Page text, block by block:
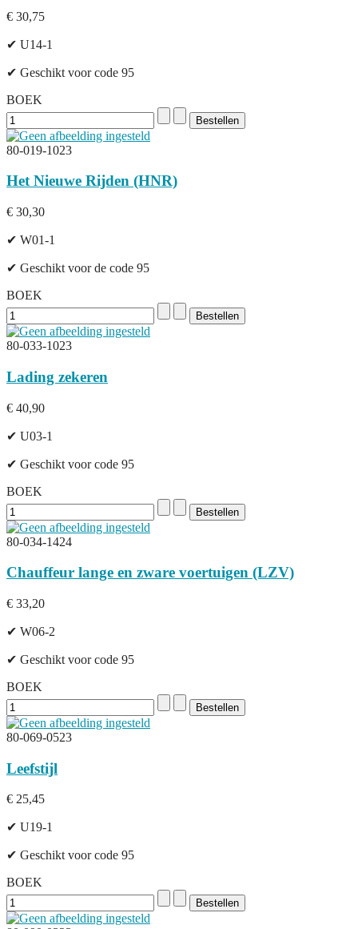
€ 30,75
✔ U14-1
✔ Geschikt voor code 95
BOEK
80-019-1023
Het Nieuwe Rijden (HNR)
€ 30,30
✔ W01-1
✔ Geschikt voor de code 95
BOEK
80-033-1023
Lading zekeren
€ 40,90
✔ U03-1
✔ Geschikt voor code 95
BOEK
80-034-1424
Chauffeur lange en zware voertuigen (LZV)
€ 33,20
✔ W06-2
✔ Geschikt voor code 95
BOEK
80-069-0523
Leefstijl
€ 25,45
✔ U19-1
✔ Geschikt voor code 95
BOEK